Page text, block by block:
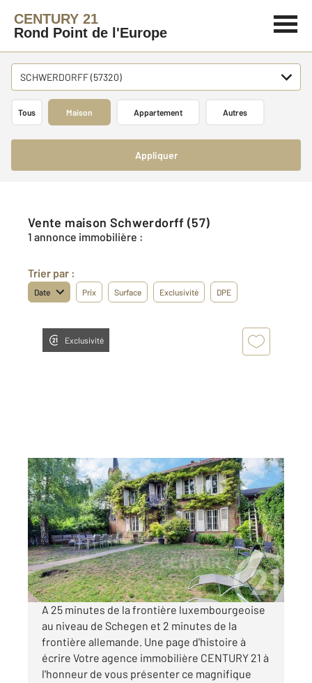
CENTURY 21
Rond Point de l'Europe
SCHWERDORFF (57320)
Tous Maison Appartement Autres
Appliquer
Vente maison Schwerdorff (57)
1 annonce immobilière :
Trier par :
Date Prix Surface Exclusivité DPE
Exclusivité
SCHWERDORFF 57
264,08 m2, 7 pièces
Ref : 7028
Maison à vendre
379 900 €
Visiter le site dédié
A 25 minutes de la frontière luxembourgeoise
au niveau de Schegen et 2 minutes de la
frontière allemande. Une page d'histoire à
écrire Votre agence immobilière CENTURY 21 à
l'honneur de vous présenter ce magnifique